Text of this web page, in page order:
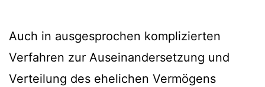
Auch in ausgesprochen komplizierten
Verfahren zur Auseinandersetzung und
Verteilung des ehelichen Vermögens